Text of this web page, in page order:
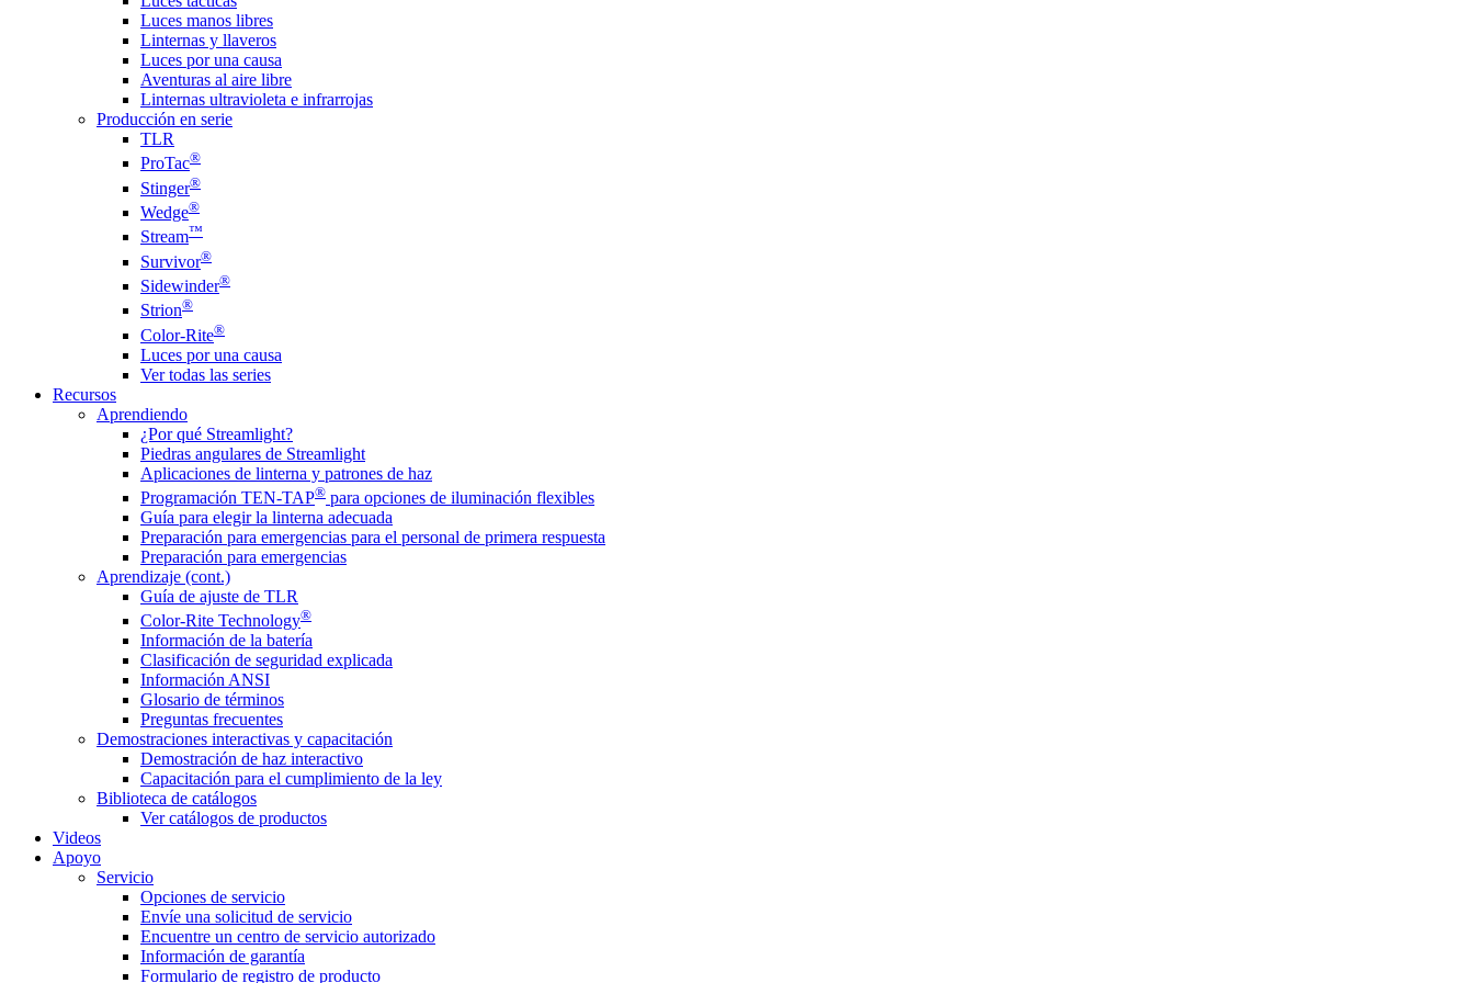
Luces manos libres
Linternas y llaveros
Luces por una causa
Aventuras al aire libre
Linternas ultravioleta e infrarrojas
Producción en serie
TLR
ProTac®
Stinger®
Wedge®
Stream™
Survivor®
Sidewinder®
Strion®
Color-Rite®
Luces por una causa
Ver todas las series
Recursos
Aprendiendo
¿Por qué Streamlight?
Piedras angulares de Streamlight
Aplicaciones de linterna y patrones de haz
Programación TEN-TAP® para opciones de iluminación flexibles
Guía para elegir la linterna adecuada
Preparación para emergencias para el personal de primera respuesta
Preparación para emergencias
Aprendizaje (cont.)
Guía de ajuste de TLR
Color-Rite Technology®
Información de la batería
Clasificación de seguridad explicada
Información ANSI
Glosario de términos
Preguntas frecuentes
Demostraciones interactivas y capacitación
Demostración de haz interactivo
Capacitación para el cumplimiento de la ley
Biblioteca de catálogos
Ver catálogos de productos
Videos
Apoyo
Servicio
Opciones de servicio
Envíe una solicitud de servicio
Encuentre un centro de servicio autorizado
Información de garantía
Formulario de registro de producto